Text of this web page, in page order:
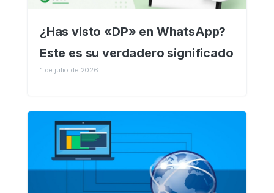
¿Has visto «DP» en WhatsApp?
Este es su verdadero significado
1 de julio de 2026